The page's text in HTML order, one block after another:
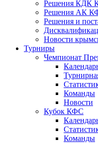
Решения КДК
Решения АК
Решения и
Новости
Турниры
Чемпионат
Команды
Новости
Кубок КФС
Команды